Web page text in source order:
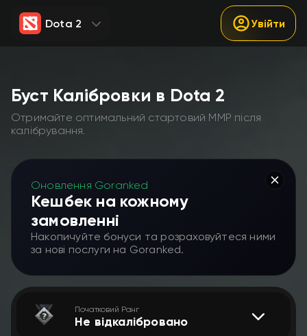
Dota 2 Увійти
Буст Калібровки в Dota 2
Отримайте оптимальний стартовий ММР після
калібрування.
Оновлення Goranked
Кешбек на кожному
замовленні
Накопичуйте бонуси та розраховуйтеся ними
за нові послуги на Goranked.
Початковий Ранг
Не відкалібровано